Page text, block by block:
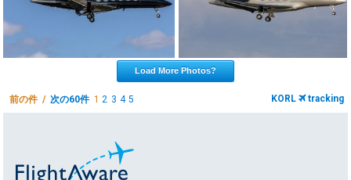
Load More Photos?
前の件 /次の60件12 3 4 5 KORL tracking